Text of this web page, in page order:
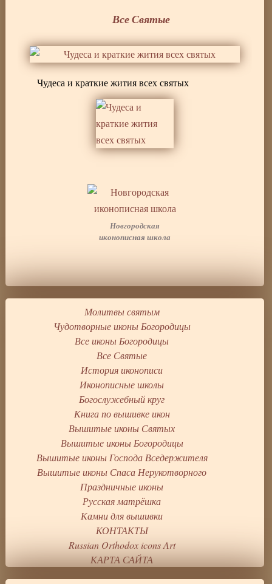
Все Святые
Чудеса и краткие жития всех святых
Новгородская
иконописная школа
Молитвы святым
Чудотворные иконы Богородицы
Все иконы Богородицы
Все Святые
История иконописи
Иконописные школы
Богослужебный круг
Книга по вышивке икон
Вышитые иконы Святых
Вышитые иконы Богородицы
Вышитые иконы Господа Вседержителя
Вышитые иконы Спаса Нерукотворного
Праздничные иконы
Русская матрёшка
Камни для вышивки
КОНТАКТЫ
Russian Orthodox icons Art
КАРТА САЙТА